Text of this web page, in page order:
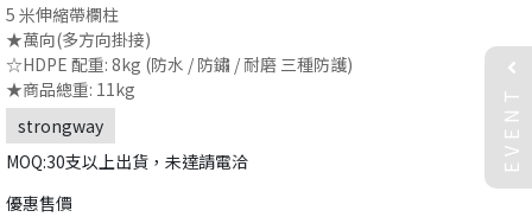
5 米伸縮帶欄柱
★萬向(多方向掛接)
☆HDPE 配重: 8kg (防水 / 防鏽 / 耐磨 三種防護)
★商品總重: 11kg
strongway
MOQ:30支以上出貨，未達請電洽
優惠售價
EVENT